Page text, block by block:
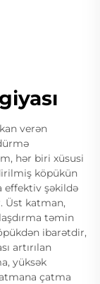
verən
hər biri xüsusi
köpükün
effektiv şəkildə
Üst katman,
təmin
ibarətdir,
artırılan
yüksək
çatma